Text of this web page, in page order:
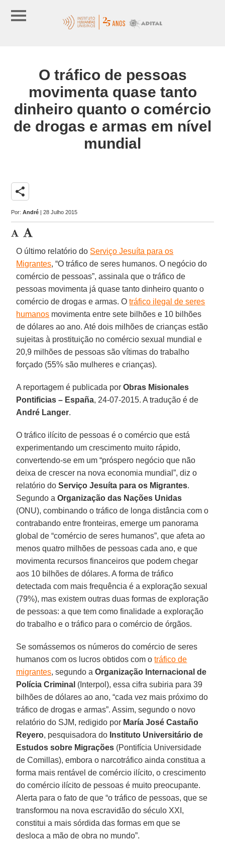
O tráfico de pessoas
movimenta quase tanto
dinheiro quanto o comércio
de drogas e armas em nível
mundial
share
Por:André | 28 Julho 2015
O último relatório do Serviço Jesuíta para os
Migrantes, “O tráfico de seres humanos. O negócio do
comércio de pessoas”, assinala que o tráfico de
pessoas movimenta já quase tanto dinheiro quanto o
comércio de drogas e armas. Otráfico ilegal de seres
humanos movimenta entre sete bilhões e 10 bilhões
de dólares ao ano. Até dois milhões de crianças estão
sujeitas à prostituição no comércio sexual mundial e
20,9 milhões de pessoas são vítimas do trabalho
forçado (55% são mulheres e crianças).
A reportagem é publicada porObras Misionales
Pontificias – España, 24-07-2015. A tradução é de
André Langer.
O tráfico ilícito de pessoas é o comércio que está
experimentando um crescimento muito rápido,
convertendo-se em um “próspero negócio que não
deixa de crescer na nova economia mundial”, diz o
relatório doServiço Jesuíta para os Migrantes.
Segundo aOrganização das Nações Unidas
(ONU), combinando o tráfico de longa distância com o
contrabando entre fronteiras, emerge um panorama
global de “comércio de seres humanos”, que afeta ao
menos quatro milhões de pessoas cada ano, e que
movimenta recursos financeiros que podem chegar
aos 10 bilhões de dólares. A forma de tráfico
detectada com mais frequência é a exploração sexual
(79%), mas existem outras duas formas de exploração
de pessoas: a que tem como finalidade a exploração
do trabalho e o tráfico para o comércio de órgãos.
Se somássemos os números do comércio de seres
humanos com os lucros obtidos com otráfico de
migrantes, segundo aOrganização Internacional de
Polícia Criminal (Interpol), essa cifra subiria para 39
bilhões de dólares ao ano, “cada vez mais próximo do
tráfico de drogas e armas”. Assim, segundo o novo
relatório do SJM, redigido por María José Castaño
Reyero, pesquisadora do Instituto Universitário de
Estudos sobre Migrações (Pontifícia Universidade
de Comillas), embora o narcotráfico ainda constitua a
forma mais rentável de comércio ilícito, o crescimento
do comércio ilícito de pessoas é muito preocupante.
Alerta para o fato de que “o tráfico de pessoas, que se
transformou na nova escravidão do século XXI,
constitui a mais sórdida das formas em que se
desloca a mão de obra no mundo”.